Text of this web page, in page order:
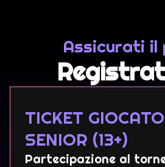
Assicurati il
TICKET
SENIOR (13+)
Partecipazione al